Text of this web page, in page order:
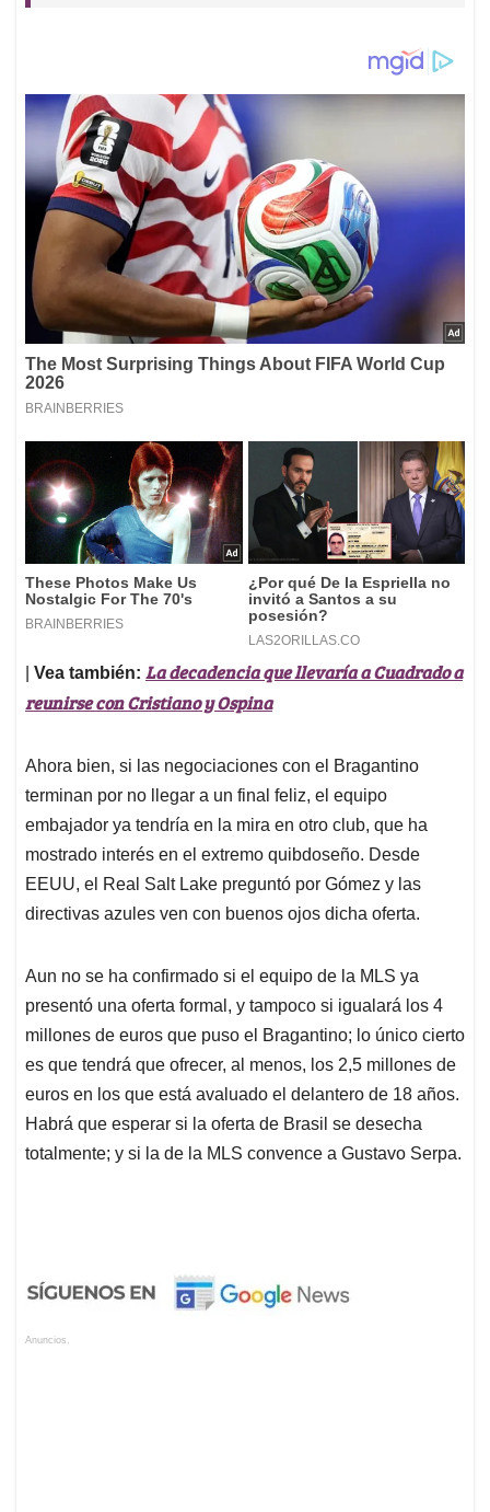
Vea también: La decadencia que llevaría a Cuadrado a
reunirse con Cristiano y Ospina
Ahora bien, si las negociaciones con el Bragantino
terminan por no llegar a un final feliz, el equipo
embajador ya tendría en la mira en otro club, que ha
mostrado interés en el extremo quibdoseño. Desde
EEUU, el Real Salt Lake preguntó por Gómez y las
directivas azules ven con buenos ojos dicha oferta.
Aun no se ha confirmado si el equipo de la MLS ya
presentó una oferta formal, y tampoco si igualará los 4
millones de euros que puso el Bragantino; lo único cierto
es que tendrá que ofrecer, al menos, los 2,5 millones de
euros en los que está avaluado el delantero de 18 años.
Habrá que esperar si la oferta de Brasil se desecha
totalmente; y si la de la MLS convence a Gustavo Serpa.
Anuncios.